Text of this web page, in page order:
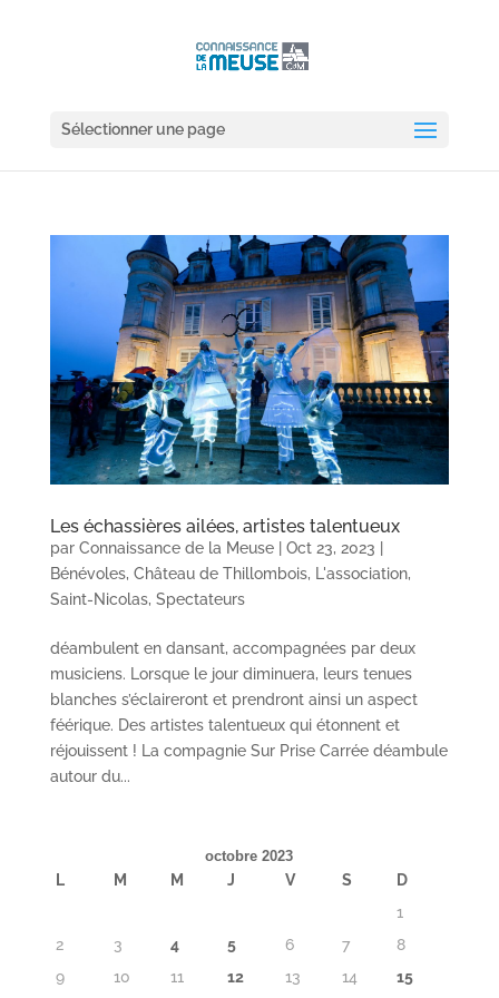
Sélectionner une page
Les échassières ailées, artistes talentueux
par Connaissance de la Meuse| Oct 23, 2023
Bénévoles, Château de Thillombois, L'association,
Saint-Nicolas, Spectateurs
déambulent en dansant, accompagnées par deux
musiciens. Lorsque le jour diminuera, leurs tenues
blanches s’éclaireront et prendront ainsi un aspect
féérique. Des artistes talentueux qui étonnent et
réjouissent ! La compagnie Sur Prise Carrée déambule
autour du...
octobre 2023
L M M J V S
D
1
2
3 4 5 6 7
8
9
10 11 12 13 14 15